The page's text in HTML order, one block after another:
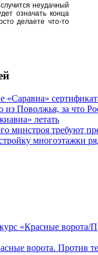
неудачный
означать конца
делаете что-то
«Саравиа»
из Поволжья, за что
летать
минстроя требуют
многоэтажки
«Красные ворота/
ворота. Против